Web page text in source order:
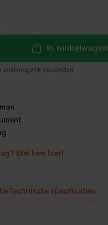
In winkelwagen
snel mogelijk verzonden
Stel hem hier!
Technische specificaties